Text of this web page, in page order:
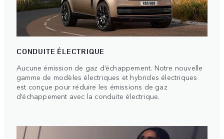
CONDUITE ÉLECTRIQUE
Aucune émission de gaz d’échappement. Notre nouvelle
gamme de modèles électriques et hybrides électriques
est conçue pour réduire les émissions de gaz
d’échappement avec la conduite électrique.